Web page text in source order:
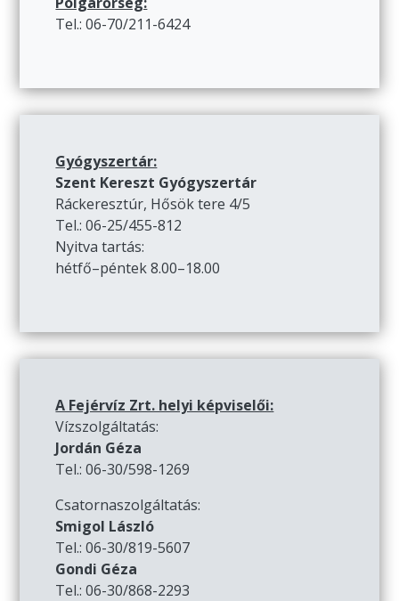
Tel.: 06-70/211-6424
Gyógyszertár:
Szent Kereszt Gyógyszertár
Ráckeresztúr, Hősök tere 4/5
Tel.: 06-25/455-812
Nyitva tartás:
hétfő–péntek 8.00–18.00
A Fejérvíz Zrt. helyi képviselői:
Vízszolgáltatás:
Jordán Géza
Tel.: 06-30/598-1269
Csatornaszolgáltatás:
Smigol László
Tel.: 06-30/819-5607
Gondi Géza
Tel.: 06-30/868-2293